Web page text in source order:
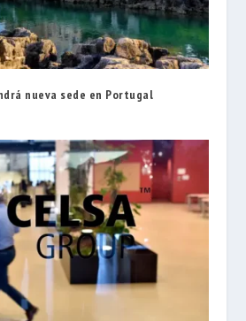
nueva sede en Portugal